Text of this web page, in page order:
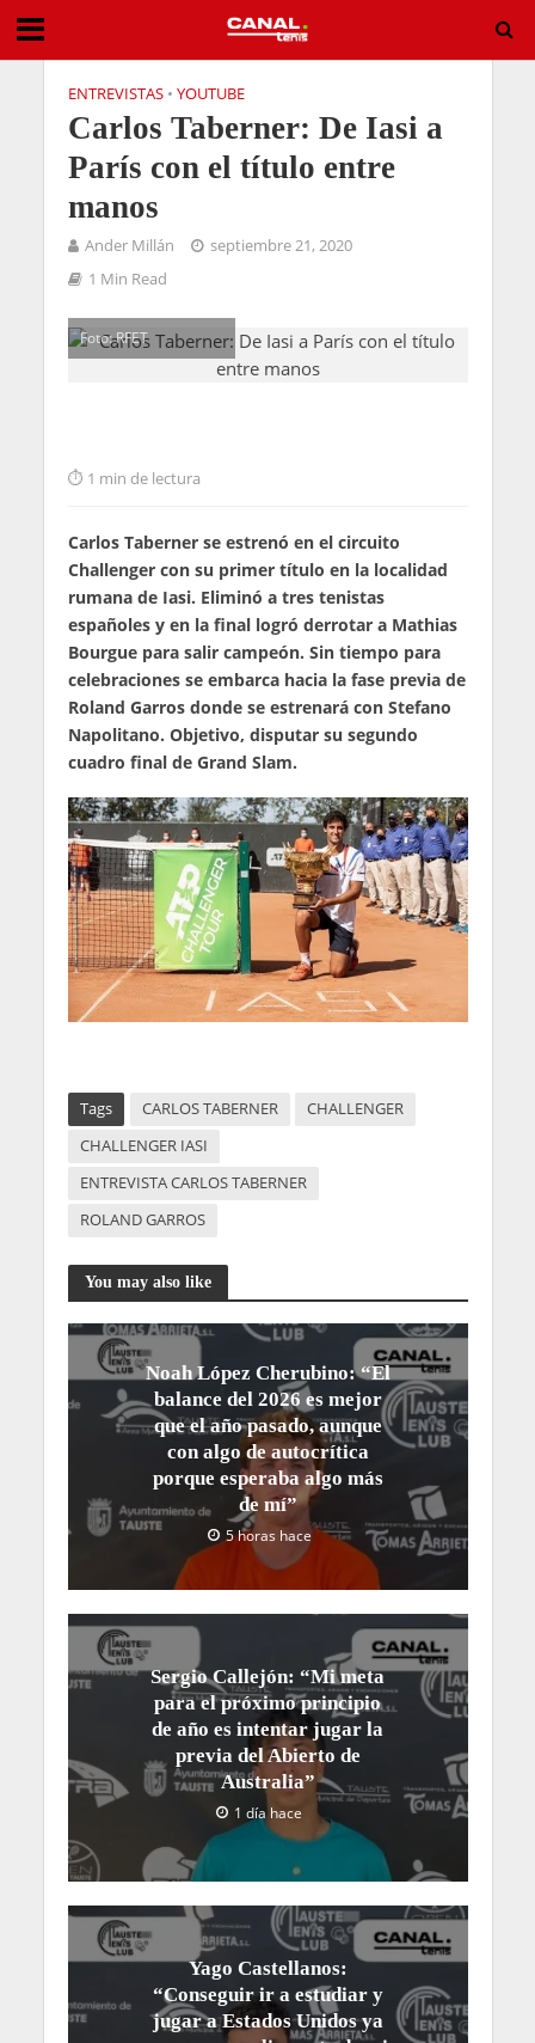
ENTREVISTAS • YOUTUBE
Carlos Taberner: De Iasi a
París con el título entre
manos
Ander Millán
septiembre 21, 2020
1 Min Read
Foto: RFET
1 min de lectura
Carlos Taberner se estrenó en el circuito
Challenger con su primer título en la localidad
rumana de Iasi. Eliminó a tres tenistas
españoles y en la final logró derrotar a Mathias
Bourgue para salir campeón. Sin tiempo para
celebraciones se embarca hacia la fase previa de
Roland Garros donde se estrenará con Stefano
Napolitano. Objetivo, disputar su segundo
cuadro final de Grand Slam.
Tags CARLOS TABERNER
CHALLENGER
CHALLENGER IASI
ENTREVISTA CARLOS TABERNER
ROLAND GARROS
You may also like
Noah López Cherubino: “El
balance del 2026 es mejor
que el año pasado, aunque
con algo de autocrítica
porque esperaba algo más
de mí”
5 horas hace
Sergio Callejón: “Mi meta
para el próximo principio
de año es intentar jugar la
previa del Abierto de
Australia”
1 día hace
Yago Castellanos:
“Conseguir ir a estudiar y
jugar a Estados Unidos ya